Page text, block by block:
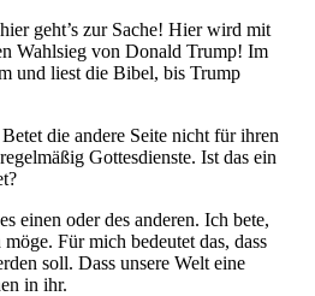
geht’s zur Sache! Hier wird mit
Wahlsieg von Donald Trump! Im
und liest die Bibel, bis Trump
die andere Seite nicht für ihren
Gottesdienste. Ist das ein
einen oder des anderen. Ich bete,
Für mich bedeutet das, dass
soll. Dass unsere Welt eine
in ihr.